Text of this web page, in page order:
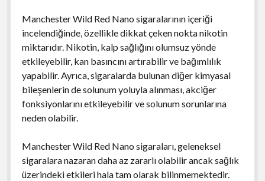
Manchester Wild Red Nano sigaralarının içeriği
incelendiğinde, özellikle dikkat çeken nokta nikotin
miktarıdır. Nikotin, kalp sağlığını olumsuz yönde
etkileyebilir, kan basıncını artırabilir ve bağımlılık
yapabilir. Ayrıca, sigaralarda bulunan diğer kimyasal
bileşenlerin de solunum yoluyla alınması, akciğer
fonksiyonlarını etkileyebilir ve solunum sorunlarına
neden olabilir.
Manchester Wild Red Nano sigaraları, geleneksel
sigaralara nazaran daha az zararlı olabilir ancak sağlık
üzerindeki etkileri hala tam olarak bilinmemektedir.